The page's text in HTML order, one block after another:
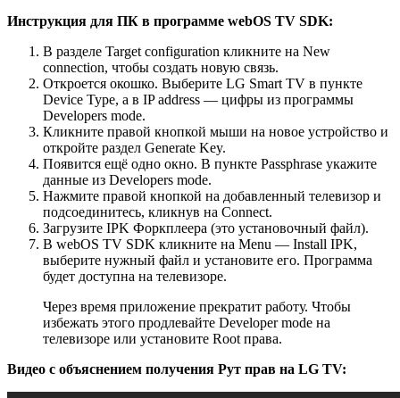
Инструкция для ПК в программе webOS TV SDK:
В разделе Target configuration кликните на New
connection, чтобы создать новую связь.
Откроется окошко. Выберите LG Smart TV в пункте
Device Type, а в IP address — цифры из программы
Developers mode.
Кликните правой кнопкой мыши на новое устройство и
откройте раздел Generate Key.
Появится ещё одно окно. В пункте Passphrase укажите
данные из Developers mode.
Нажмите правой кнопкой на добавленный телевизор и
подсоединитесь, кликнув на Connect.
Загрузите IPK Форкплеера (это установочный файл).
В webOS TV SDK кликните на Menu — Install IPK,
выберите нужный файл и установите его. Программа
будет доступна на телевизоре.
Через время приложение прекратит работу. Чтобы
избежать этого продлевайте Developer mode на
телевизоре или установите Root права.
Видео с объяснением получения Рут прав на LG TV: